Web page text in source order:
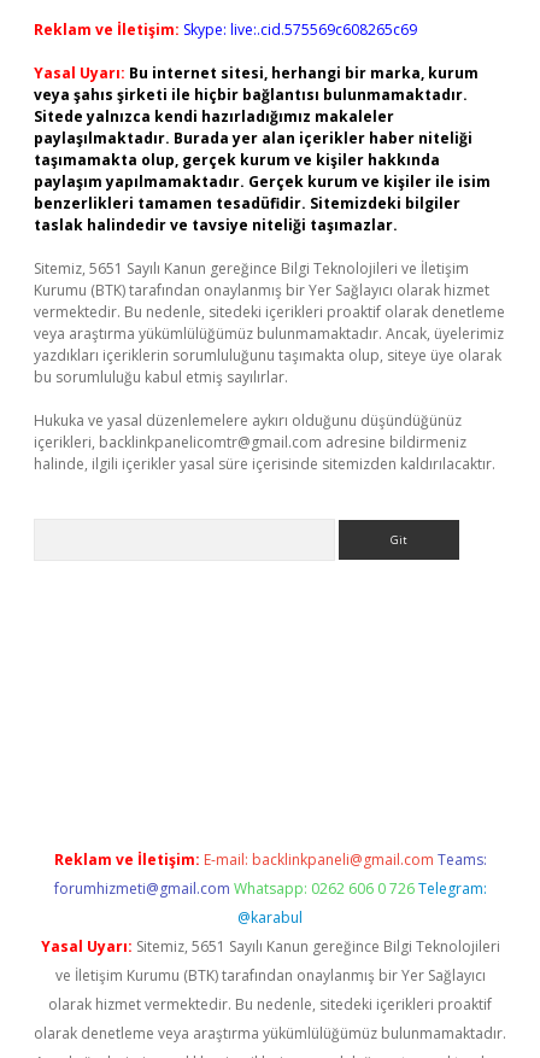
Reklam ve İletişim: Skype: live:.cid.575569c608265c69
Yasal Uyarı: Bu internet sitesi, herhangi bir marka, kurum
veya şahıs şirketi ile hiçbir bağlantısı bulunmamaktadır.
Sitede yalnızca kendi hazırladığımız makaleler
paylaşılmaktadır. Burada yer alan içerikler haber niteliği
taşımamakta olup, gerçek kurum ve kişiler hakkında
paylaşım yapılmamaktadır. Gerçek kurum ve kişiler ile isim
benzerlikleri tamamen tesadüfidir. Sitemizdeki bilgiler
taslak halindedir ve tavsiye niteliği taşımazlar.
Sitemiz, 5651 Sayılı Kanun gereğince Bilgi Teknolojileri ve İletişim
Kurumu (BTK) tarafından onaylanmış bir Yer Sağlayıcı olarak hizmet
vermektedir. Bu nedenle, sitedeki içerikleri proaktif olarak denetleme
veya araştırma yükümlülüğümüz bulunmamaktadır. Ancak, üyelerimiz
yazdıkları içeriklerin sorumluluğunu taşımakta olup, siteye üye olarak
bu sorumluluğu kabul etmiş sayılırlar.
Hukuka ve yasal düzenlemelere aykırı olduğunu düşündüğünüz
içerikleri, backlinkpanelicomtr@gmail.com adresine bildirmeniz
halinde, ilgili içerikler yasal süre içerisinde sitemizden kaldırılacaktır.
Reklam ve İletişim: E-mail: backlinkpaneli@gmail.com Teams:
forumhizmeti@gmail.com Whatsapp: 0262 606 0 726 Telegram:
@karabul
Yasal Uyarı: Sitemiz, 5651 Sayılı Kanun gereğince Bilgi Teknolojileri
ve İletişim Kurumu (BTK) tarafından onaylanmış bir Yer Sağlayıcı
olarak hizmet vermektedir. Bu nedenle, sitedeki içerikleri proaktif
olarak denetleme veya araştırma yükümlülüğümüz bulunmamaktadır.